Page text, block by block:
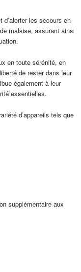
d’alerter les secours en
malaise, assurant ainsi
en toute sérénité, en
de rester dans leur
également à leur
essentielles.
d’appareils tels que
supplémentaire aux